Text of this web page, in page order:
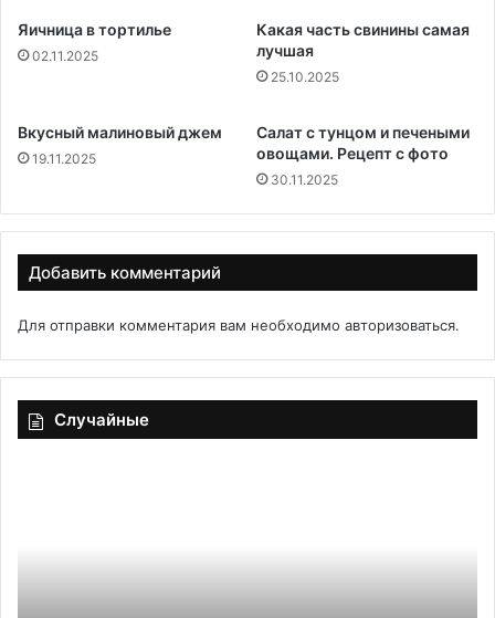
Яичница в тортилье
02.11.2025
Какая часть свинины самая
лучшая
25.10.2025
Вкусный малиновый джем
19.11.2025
Салат с тунцом и печеными
овощами. Рецепт с фото
30.11.2025
Добавить комментарий
Для отправки комментария вам необходимо авторизоваться.
Случайные